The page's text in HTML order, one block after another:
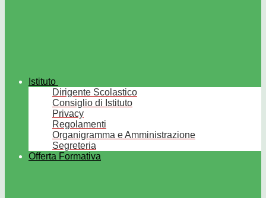
Istituto
Dirigente Scolastico
Consiglio di Istituto
Privacy
Regolamenti
Organigramma e Amministrazione
Segreteria
Offerta Formativa